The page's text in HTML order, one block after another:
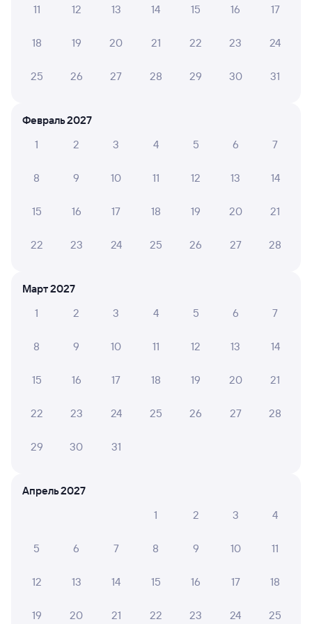
А ещё здесь можно найти
Обратные билеты из Приютово в Видим
Отели
11 12 13 14 15 16 17
18 19 20 21 22 23 24
25 26 27 28 29 30 31
Февраль 2027
1
2 3 4 5 6 7
8 9 10 11 12 13 14
15 16 17 18 19 20 21
22 23 24 25 26 27 28
Март 2027
1
2 3 4 5 6 7
8 9 10 11 12 13 14
15 16 17 18 19 20 21
22 23 24 25 26 27 28
29 30 31
Апрель 2027
1
2 3 4
5 6 7 8 9 10 11
12 13 14 15 16 17 18
19 20 21 22 23 24 25